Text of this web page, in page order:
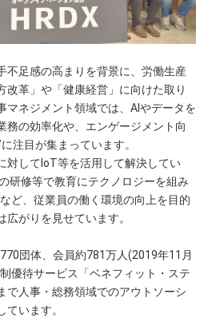
不足感の高まりを背景に、労働生産
改革」や「健康経営」に向けた取り
マネジメント領域では、AIやデータを
務の効率化や、エンゲージメント向
注目が集まっています。
対してIoT等を活用して解決してい
研修等で教育にテクノロジーを組み
ど、従業員の働く環境の向上を目的
がりを見せています。
団体、会員約781万人(2019年11月
優待サービス「ベネフィット・ステ
で人事・総務領域でのアウトソーシ
います。